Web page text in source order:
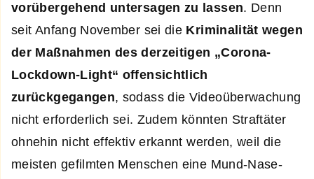
vorübergehend untersagen zu lassen. Denn
seit Anfang November sei die Kriminalität wegen
der Maßnahmen des derzeitigen „Corona-
Lockdown-Light“ offensichtlich
zurückgegangen, sodass die Videoüberwachung
nicht erforderlich sei. Zudem könnten Straftäter
ohnehin nicht effektiv erkannt werden, weil die
meisten gefilmten Menschen eine Mund-Nase-